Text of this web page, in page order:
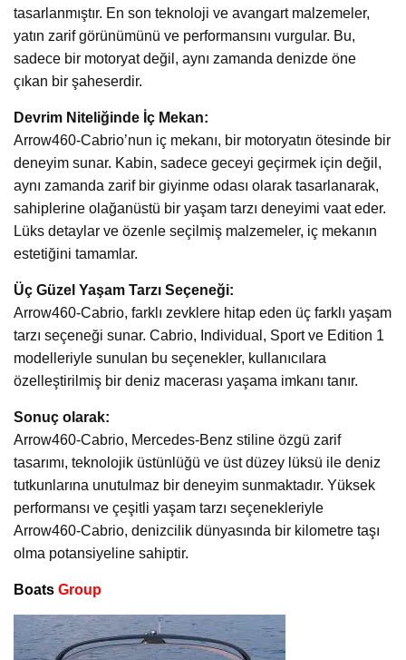
tasarlanmıştır. En son teknoloji ve avangart malzemeler,
yatın zarif görünümünü ve performansını vurgular. Bu,
sadece bir motoryat değil, aynı zamanda denizde öne
çıkan bir şaheserdir.
Devrim Niteliğinde İç Mekan:
Arrow460-Cabrio’nun iç mekanı, bir motoryatın ötesinde bir
deneyim sunar. Kabin, sadece geceyi geçirmek için değil,
aynı zamanda zarif bir giyinme odası olarak tasarlanarak,
sahiplerine olağanüstü bir yaşam tarzı deneyimi vaat eder.
Lüks detaylar ve özenle seçilmiş malzemeler, iç mekanın
estetiğini tamamlar.
Üç Güzel Yaşam Tarzı Seçeneği:
Arrow460-Cabrio, farklı zevklere hitap eden üç farklı yaşam
tarzı seçeneği sunar. Cabrio, Individual, Sport ve Edition 1
modelleriyle sunulan bu seçenekler, kullanıcılara
özelleştirilmiş bir deniz macerası yaşama imkanı tanır.
Sonuç olarak:
Arrow460-Cabrio, Mercedes-Benz stiline özgü zarif
tasarımı, teknolojik üstünlüğü ve üst düzey lüksü ile deniz
tutkunlarına unutulmaz bir deneyim sunmaktadır. Yüksek
performansı ve çeşitli yaşam tarzı seçenekleriyle
Arrow460-Cabrio, denizcilik dünyasında bir kilometre taşı
olma potansiyeline sahiptir.
Boats Group